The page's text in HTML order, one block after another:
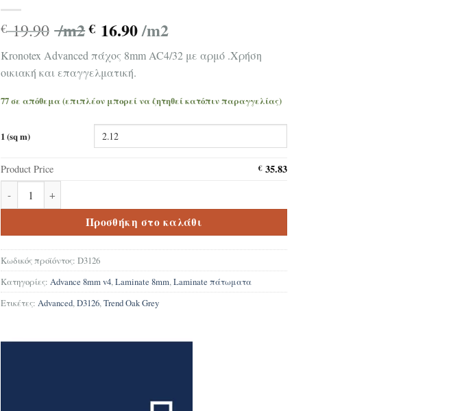
€19.90 /m2 € 16.90/m2
Kronotex Advanced πάχος 8mm AC4/32 με αρμό .Χρήση
οικιακή και επαγγελματική.
77 σε απόθεμα (επιπλέον μπορεί να ζητηθεί κατόπιν παραγγελίας)
1 (sq m)
Product Price €35.83
Δάπεδο Laminate Kronotex Advanced Trend Oak Grey D3126 ποσότητα
Προσθήκη στο καλάθι
Κωδικός προϊόντος: D3126
Κατηγορίες: Advance 8mm v4,Laminate 8mm,Laminate πάτωματα
Ετικέτες: Advanced,D3126,Trend Oak Grey